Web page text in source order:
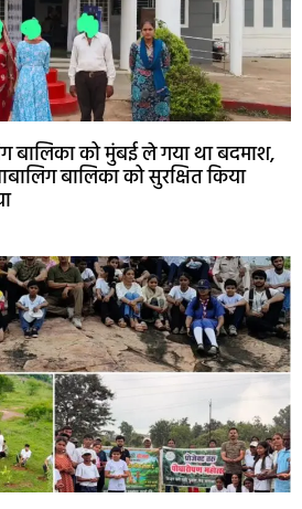
बालिका को मुंबई ले गया था बदमाश,
बालिका को सुरक्षित किया